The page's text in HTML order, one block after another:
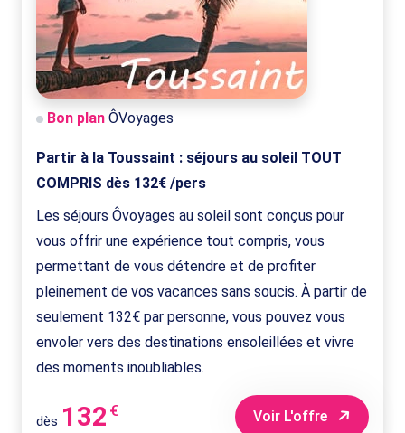
Bon plan ÔVoyages
Partir à la Toussaint : séjours au soleil TOUT
COMPRIS dès 132€ /pers
Les séjours Ôvoyages au soleil sont conçus pour
vous offrir une expérience tout compris, vous
permettant de vous détendre et de profiter
pleinement de vos vacances sans soucis. À partir de
seulement 132€ par personne, vous pouvez vous
envoler vers des destinations ensoleillées et vivre
des moments inoubliables.
dès 132 € Voir L'offre